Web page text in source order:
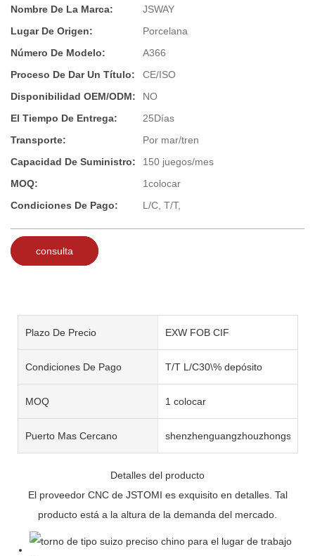
Nombre De La Marca:
JSWAY
Lugar De Origen:
Porcelana
Número De Modelo:
A366
Proceso De Dar Un Título:
CE/ISO
Disponibilidad OEM/ODM:
NO
El Tiempo De Entrega:
25Días
Transporte:
Por mar/tren
Capacidad De Suministro:
150 juegos/mes
MOQ:
1colocar
Condiciones De Pago:
L/C, T/T,
consulta
Plazo De Precio EXW FOB CIF
Condiciones De Pago T/T L/C30\% depósito
MOQ 1 colocar
Puerto Mas Cercano shenzhenguangzhouzhongshan
Detalles del producto
El proveedor CNC de JSTOMI es exquisito en detalles. Tal
producto está a la altura de la demanda del mercado.